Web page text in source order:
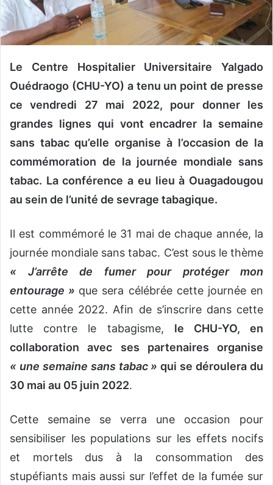
o
r
i
e
Le Centre Hospitalier Universitaire Yalgado
Ouédraogo (CHU-YO) a tenu un point de presse
ce vendredi 27 mai 2022, pour donner les
grandes lignes qui vont encadrer la semaine
sans tabac qu’elle organise à l’occasion de la
commémoration de la journée mondiale sans
tabac. La conférence a eu lieu à Ouagadougou
au sein de l’unité de sevrage tabagique.
Il est commémoré le 31 mai de chaque année, la
journée mondiale sans tabac. C’est sous le thème
« J’arrête de fumer pour protéger mon
entourage » que sera célébrée cette journée en
cette année 2022. Afin de s’inscrire dans cette
lutte contre le tabagisme, le CHU-YO, en
collaboration avec ses partenaires organise
« une semaine sans tabac » qui se déroulera du
30 mai au 05 juin 2022.
Cette semaine se verra une occasion pour
sensibiliser les populations sur les effets nocifs
et mortels dus à la consommation des
stupéfiants mais aussi sur l’effet de la fumée sur